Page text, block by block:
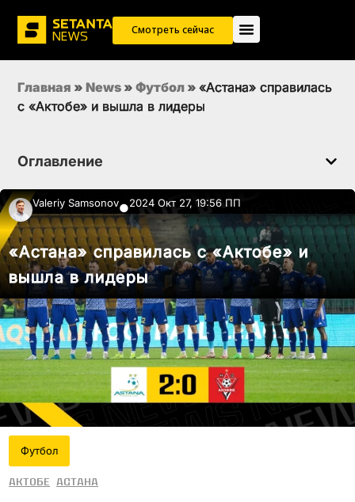
Смотреть сейчас
Главная » News » Футбол » «Астана» справилась
с «Актобе» и вышла в лидеры
Оглавление
Valeriy Samsonov●2024 Окт 27, 19:56 ПП
«Астана» справилась с «Актобе» и
вышла в лидеры
Футбол
Актобе Астана